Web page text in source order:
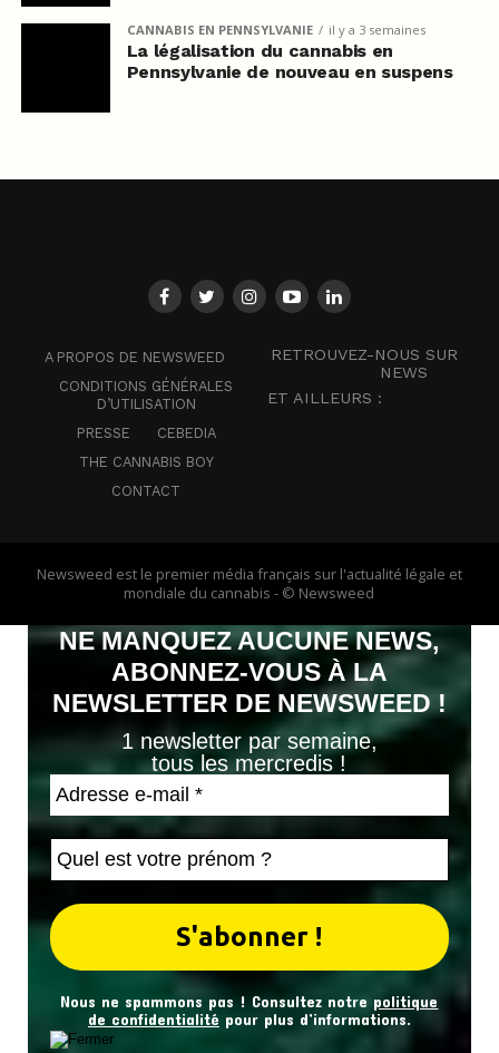
CANNABIS EN PENNSYLVANIE il y a 3 semaines
La légalisation du cannabis en
Pennsylvanie de nouveau en suspens
A PROPOS DE NEWSWEED
CONDITIONS GÉNÉRALES
D’UTILISATION
PRESSE
CEBEDIA
THE CANNABIS BOY
CONTACT
RETROUVEZ-NOUS SUR
NEWS
ET AILLEURS :
Newsweed est le premier média français sur l'actualité légale et
mondiale du cannabis - © Newsweed
NE MANQUEZ AUCUNE NEWS,
ABONNEZ-VOUS À LA
NEWSLETTER DE NEWSWEED !
1 newsletter par semaine,
tous les mercredis !
Nous ne spammons pas ! Consultez notre politique
de confidentialité pour plus d’informations.